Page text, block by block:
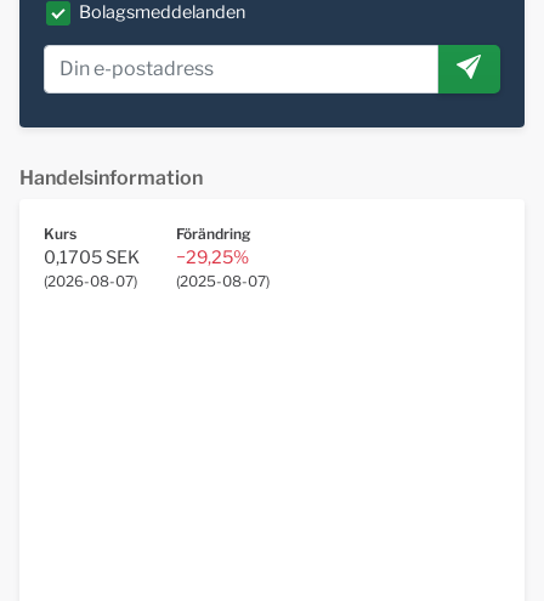
Bolagsmeddelanden
Handelsinformation
Kurs
0,1705 SEK
(2026-08-07)
Förändring
−29,25%
(2025-08-07)